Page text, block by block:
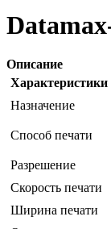
Описание
Характеристики
Назначение
Способ печати
Разрешение
Скорость печати
Ширина печати